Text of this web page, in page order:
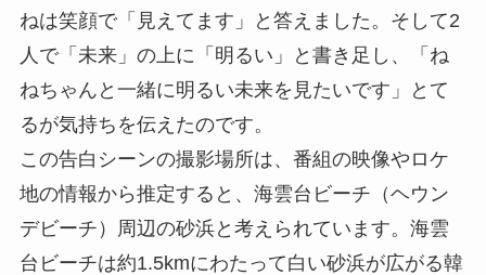
ねは笑顔で「見えてます」と答えました。そして2
人で「未来」の上に「明るい」と書き足し、「ね
ねちゃんと一緒に明るい未来を見たいです」とて
るが気持ちを伝えたのです。
この告白シーンの撮影場所は、番組の映像やロケ
地の情報から推定すると、海雲台ビーチ（ヘウン
デビーチ）周辺の砂浜と考えられています。海雲
台ビーチは約1.5kmにわたって白い砂浜が広がる韓